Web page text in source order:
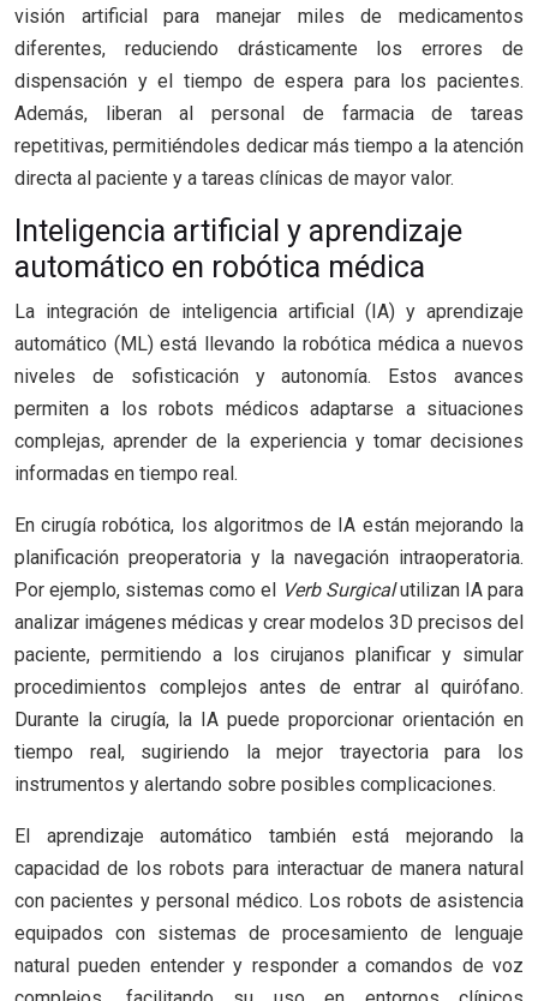
visión artificial para manejar miles de medicamentos
diferentes, reduciendo drásticamente los errores de
dispensación y el tiempo de espera para los pacientes.
Además, liberan al personal de farmacia de tareas
repetitivas, permitiéndoles dedicar más tiempo a la atención
directa al paciente y a tareas clínicas de mayor valor.
Inteligencia artificial y aprendizaje
automático en robótica médica
La integración de inteligencia artificial (IA) y aprendizaje
automático (ML) está llevando la robótica médica a nuevos
niveles de sofisticación y autonomía. Estos avances
permiten a los robots médicos adaptarse a situaciones
complejas, aprender de la experiencia y tomar decisiones
informadas en tiempo real.
En cirugía robótica, los algoritmos de IA están mejorando la
planificación preoperatoria y la navegación intraoperatoria.
Por ejemplo, sistemas como el Verb Surgicalutilizan IA para
analizar imágenes médicas y crear modelos 3D precisos del
paciente, permitiendo a los cirujanos planificar y simular
procedimientos complejos antes de entrar al quirófano.
Durante la cirugía, la IA puede proporcionar orientación en
tiempo real, sugiriendo la mejor trayectoria para los
instrumentos y alertando sobre posibles complicaciones.
El aprendizaje automático también está mejorando la
capacidad de los robots para interactuar de manera natural
con pacientes y personal médico. Los robots de asistencia
equipados con sistemas de procesamiento de lenguaje
natural pueden entender y responder a comandos de voz